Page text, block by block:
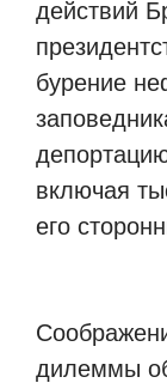
действий
бурение
включая
его
дилеммы